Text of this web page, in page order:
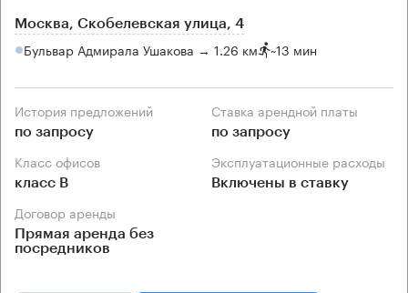
Москва, Скобелевская улица, 4
Бульвар Адмирала Ушакова → 1.26 км ~13 мин
История предложений
по запросу
Ставка арендной платы
по запросу
Класс офисов
класс B
Эксплуатационные расходы
Включены в ставку
Договор аренды
Прямая аренда без
посредников